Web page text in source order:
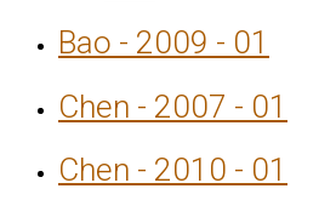
Bao - 2009 - 01
Chen - 2007 - 01
Chen - 2010 - 01